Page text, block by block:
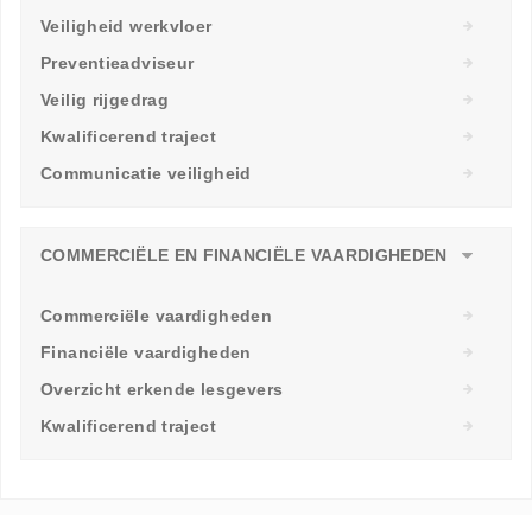
Veiligheid werkvloer
Preventieadviseur
Veilig rijgedrag
Kwalificerend traject
Communicatie veiligheid
COMMERCIËLE EN FINANCIËLE VAARDIGHEDEN
Commerciële vaardigheden
Financiële vaardigheden
Overzicht erkende lesgevers
Kwalificerend traject